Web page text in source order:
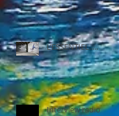
L’ESSENTIEL.....
Interview radio